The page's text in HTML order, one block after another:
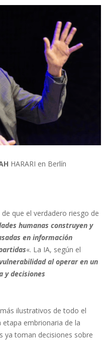
HARARI en Berlín
que el verdadero riesgo de
humanas construyen y
en información
«. La IA, según el
al operar en un
y decisiones
ilustrativos de todo el
etapa embrionaria de la
ya toman decisiones sobre